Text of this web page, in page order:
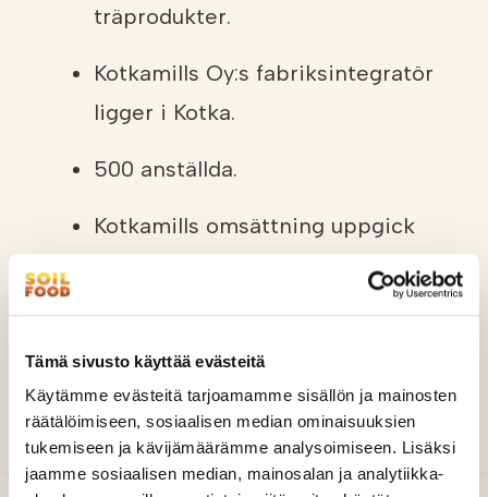
Tämä sivusto käyttää evästeitä
Käytämme evästeitä tarjoamamme sisällön ja mainosten
räätälöimiseen, sosiaalisen median ominaisuuksien
tukemiseen ja kävijämäärämme analysoimiseen. Lisäksi
jaamme sosiaalisen median, mainosalan ja analytiikka-
träprodukter.
Kotkamills Oy:s fabriksintegratör
ligger i Kotka.
500 anställda.
Kotkamills omsättning uppgick
Mer än 90 procent av
leveranserna exporteras
utomlands.